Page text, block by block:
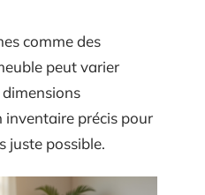
comme des
peut varier
inventaire précis pour
juste possible.